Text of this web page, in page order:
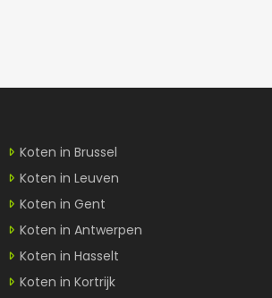
Koten in Brussel
Koten in Leuven
Koten in Gent
Koten in Antwerpen
Koten in Hasselt
Koten in Kortrijk